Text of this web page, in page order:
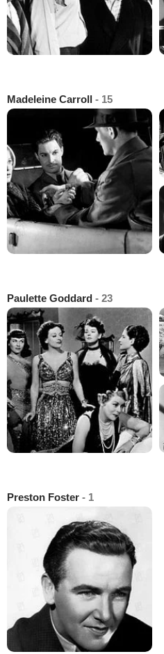
Madeleine Carroll - 15
Paulette Goddard - 23
Preston Foster - 1